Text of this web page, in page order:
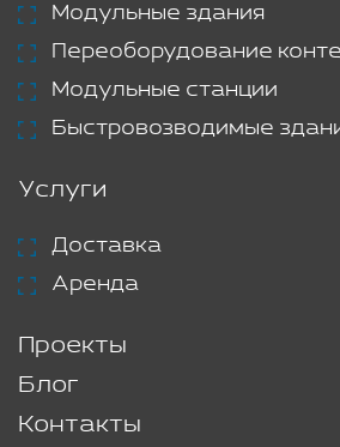
Модульные здания
Переоборудование
Модульные станции
Быстровозводимые
Услуги
Доставка
Аренда
Проекты
Блог
Контакты